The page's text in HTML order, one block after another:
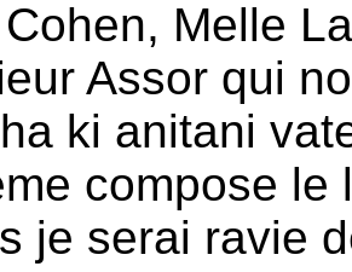
Melle
Assor qui
ki anitani
compose
je serai ravie